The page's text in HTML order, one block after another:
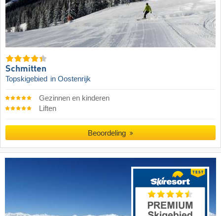
Schmitten
Topskigebied in Oostenrijk
Gezinnen en kinderen
Liften
Beoordeling